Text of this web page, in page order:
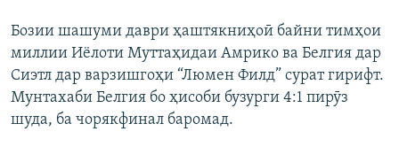
Бозии шашуми даври ҳаштякниҳоӣ байни тимҳои
миллии Иёлоти Муттаҳидаи Амрико ва Белгия дар
Сиэтл дар варзишгоҳи “Люмен Филд” сурат гирифт.
Мунтахаби Белгия бо ҳисоби бузурги 4:1 пирӯз
шуда, ба чорякфинал баромад.